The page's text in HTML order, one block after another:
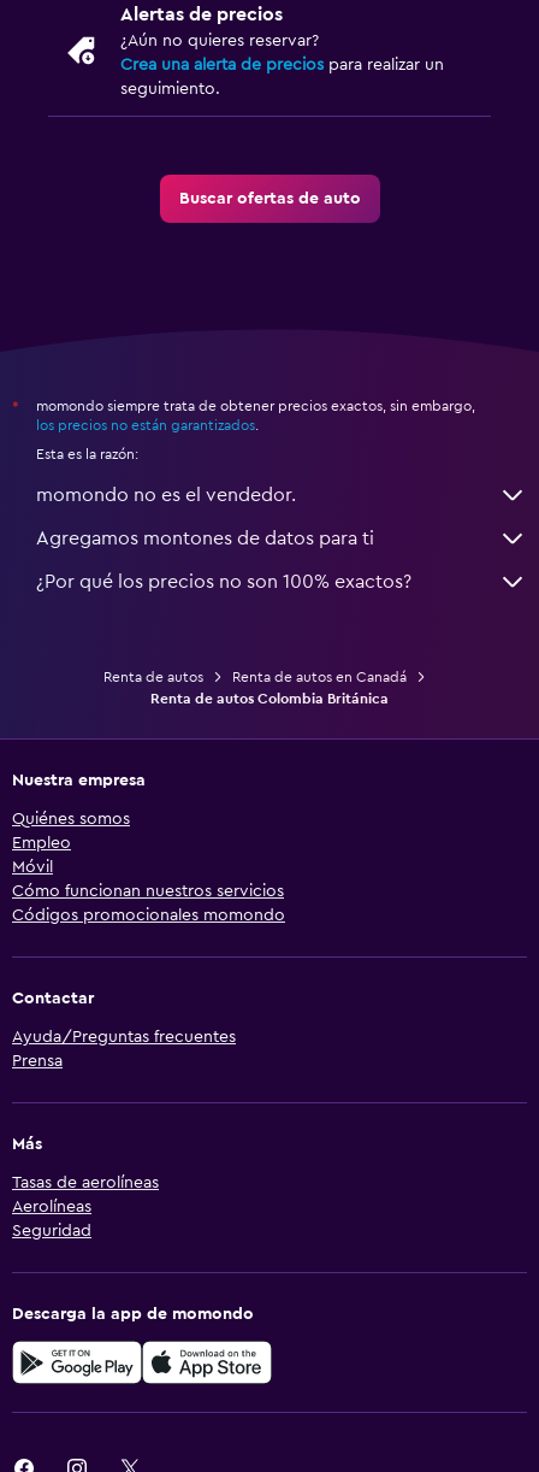
Alertas de precios
¿Aún no quieres reservar?
Crea una alerta de precios para realizar un
seguimiento.
Buscar ofertas de auto
*
momondo siempre trata de obtener precios exactos, sin embargo,
los precios no están garantizados.
Esta es la razón:
momondo no es el vendedor.
Agregamos montones de datos para ti
¿Por qué los precios no son 100% exactos?
Renta de autos
Renta de autos en Canadá
Renta de autos Colombia Británica
Nuestra empresa
Quiénes somos
Empleo
Móvil
Cómo funcionan nuestros servicios
Códigos promocionales momondo
Contactar
Ayuda/Preguntas frecuentes
Prensa
Más
Tasas de aerolíneas
Aerolíneas
Seguridad
Descarga la app de momondo